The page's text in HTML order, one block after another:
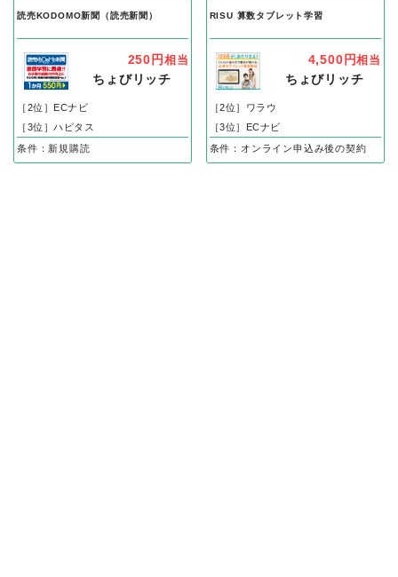
読売KODOMO新聞（読売新聞）
250円 相当
ちょびリッチ
［2位］ECナビ
［3位］ハピタス
条件：新規購読
RISU 算数タブレット学習
4,500円相当
ちょびリッチ
［2位］ワラウ
［3位］ECナビ
条件：オンライン申込み後の契約